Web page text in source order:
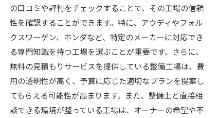
の口コミや評判をチェックすることで、その工場の信頼
性を確認することができます。特に、アウディやフォル
クスワーゲン、ホンダなど、特定のメーカーに対応でき
る専門知識を持つ工場を選ぶことが重要です。さらに、
無料の見積もりサービスを提供している整備工場は、費
用の透明性が高く、予算に応じた適切なプランを提案し
てもらえる可能性が高まります。また、整備士と直接相
談できる環境が整っている工場は、オーナーの希望や不